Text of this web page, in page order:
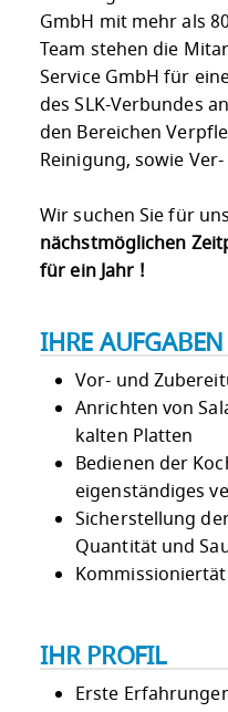
GmbH mit mehr als
Team stehen die
Service GmbH für
des SLK-Verbundes
den Bereichen
Reinigung, sowie
Wir suchen Sie für
nächstmöglichen
für ein Jahr !
IHRE AUFGABEN
Vor- und
Anrichten von
kalten Platten
Bedienen der
eigenständiges
Sicherstellung
Quantität und
IHR PROFIL
Erste